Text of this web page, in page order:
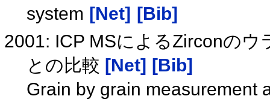
system [Net] [Bib]
2001: ICP MSによるZirconの
との比較 [Net] [Bib]
Grain by grain measurement